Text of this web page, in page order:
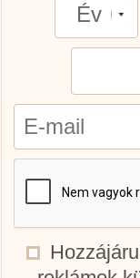
Év